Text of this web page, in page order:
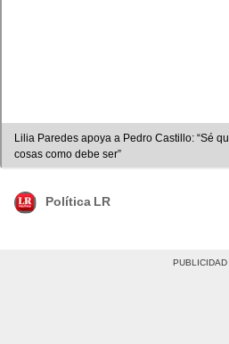
Lilia Paredes apoya a Pedro Castillo: “Sé
cosas como debe ser”
Política LR